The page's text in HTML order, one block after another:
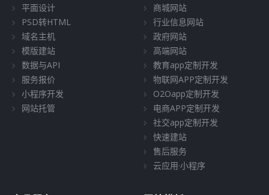
平面设计
PSD转HTML
域名主机
模版建站
数据与API
服务报价
小程序开发
网站托管
商城网站
行业信息网站
政府网站
高端网站
教育app定制开发
物联网APP定制开发
O2Oapp定制开发
电商APP定制开发
社交app定制开发
快速建站
售后服务
云应用·小程序